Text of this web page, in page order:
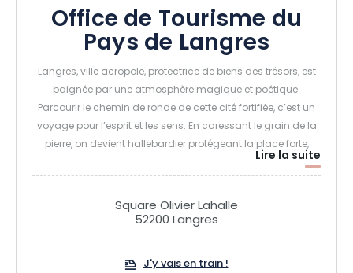
Office de Tourisme du
Pays de Langres
Langres, ville acropole, protectrice de biens des trésors, est
baignée par une atmosphère magique et poétique.
Parcourir le chemin de ronde de cette cité fortifiée, c’est un
voyage pour l’esprit et les sens. En caressant le grain de la
pierre, on devient hallebardier protégeant la place forte,
tandis que le regard se perd dans un horizon lointain et
apaisant. Des temps les plus anciens comme des Lumières,
la cité perchée a su préserver ses richesses pour devenir un
bijou, qui s’anime au gré de visites, spectacles et concerts.
Lire la suite
Square Olivier Lahalle
52200 Langres
J'y vais en train !